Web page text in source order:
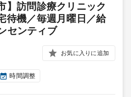
】訪問診療クリニック
待機／毎週月曜日／給
センティブ
お気に入りに追加
時間調整